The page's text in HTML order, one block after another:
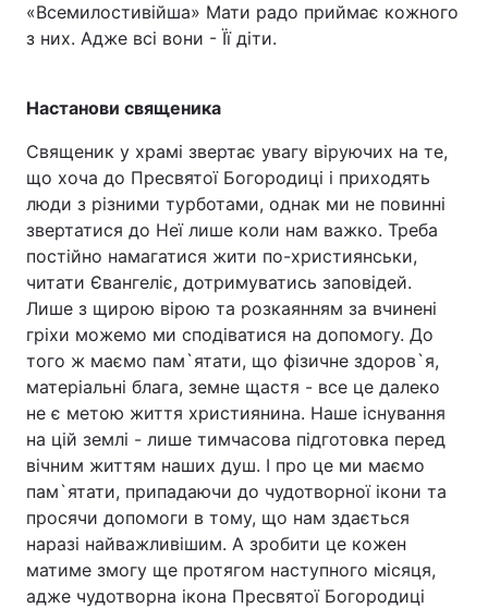
«Всемилостивійша» Мати радо приймає кожного
з них. Адже всі вони - Її діти.
Настанови священика
Священик у храмі звертає увагу віруючих на те,
що хоча до Пресвятої Богородиці і приходять
люди з різними турботами, однак ми не повинні
звертатися до Неї лише коли нам важко. Треба
постійно намагатися жити по-християнськи,
читати Євангеліє, дотримуватись заповідей.
Лише з щирою вірою та розкаянням за вчинені
гріхи можемо ми сподіватися на допомогу. До
того ж маємо пам`ятати, що фізичне здоров`я,
матеріальні блага, земне щастя - все це далеко
не є метою життя християнина. Наше існування
на цій землі - лише тимчасова підготовка перед
вічним життям наших душ. І про це ми маємо
пам`ятати, припадаючи до чудотворної ікони та
просячи допомоги в тому, що нам здається
наразі найважливішим. А зробити це кожен
матиме змогу ще протягом наступного місяця,
адже чудотворна ікона Пресвятої Богородиці